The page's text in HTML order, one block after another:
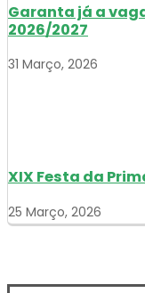
Garanta já a
2026/2027
31 Março, 2026
XIX Festa da
25 Março, 2026